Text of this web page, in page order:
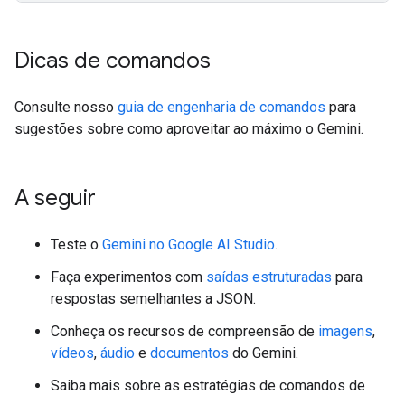
Dicas de comandos
Consulte nosso guia de engenharia de comandos para
sugestões sobre como aproveitar ao máximo o Gemini.
A seguir
Teste o Gemini no Google AI Studio.
Faça experimentos com saídas estruturadas para
respostas semelhantes a JSON.
Conheça os recursos de compreensão de imagens,
vídeos, áudio e documentos do Gemini.
Saiba mais sobre as estratégias de comandos de